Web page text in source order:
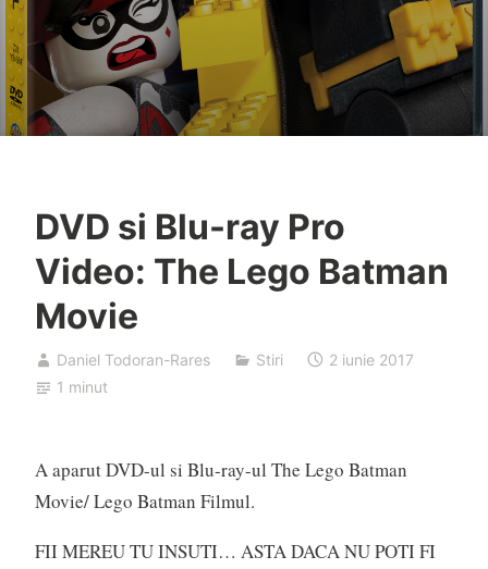
DVD si Blu-ray Pro
Video: The Lego Batman
Movie
Daniel Todoran-Rares Stiri
2 iunie 2017
1 minut
A aparut DVD-ul si Blu-ray-ul The Lego Batman
Movie/ Lego Batman Filmul.
FII MEREU TU INSUTI… ASTA DACA NU POTI FI